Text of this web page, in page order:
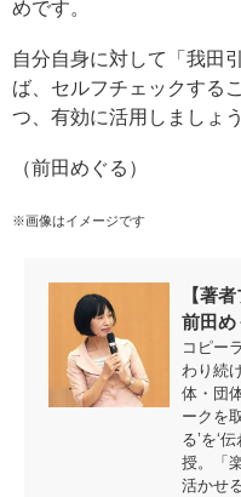
めです。
自分自身に対して「我田
ば、セルフチェックする
つ、有効に活用しましょう
（前田めぐる）
※画像はイメージです
【著
前田め
コピー
わり続
体・団
ークを
る’を‘
授。「
活かせ